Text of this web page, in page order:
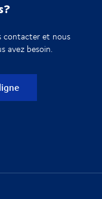
contacter et nous
avez besoin.